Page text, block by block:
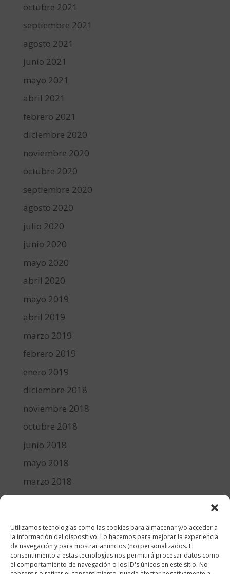
Utilizamos tecnologías como las cookies para almacenar y/o acceder a
la información del dispositivo. Lo hacemos para mejorar la experiencia
de navegación y para mostrar anuncios (no) personalizados. El
consentimiento a estas tecnologías nos permitirá procesar datos como
el comportamiento de navegación o los ID's únicos en este sitio. No
octubre 2021
septiembre 2021
agosto 2021
junio 2021
mayo 2021
abril 2021
febrero 2021
diciembre 2020
noviembre 2020
octubre 2020
septiembre 2020
agosto 2020
julio 2020
junio 2020
mayo 2020
abril 2020
mayo 2019
abril 2019
marzo 2019
febrero 2019
enero 2019
diciembre 2018
noviembre 2018
octubre 2018
junio 2018
mayo 2018
marzo 2018
diciembre 2017
Categorías